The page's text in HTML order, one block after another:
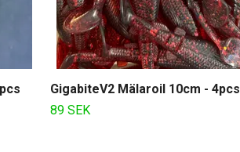
GigabiteV2 Mälaroil 10cm - 4pcs
89 SEK